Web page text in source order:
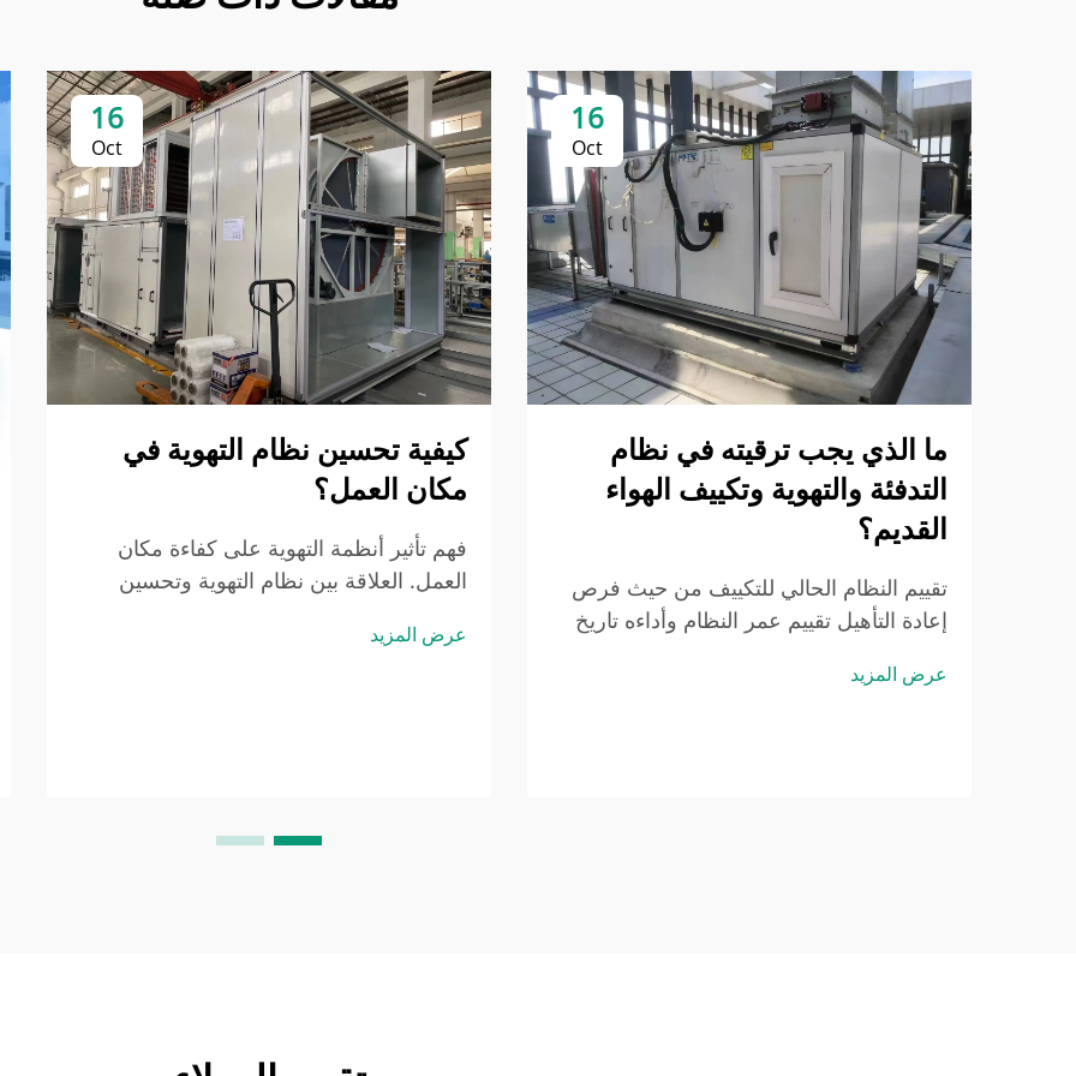
16
Oct
ما الذي يجب ترقيته في نظام
التدفئة والتهوية وتكييف الهواء
القديم؟
تقييم النظام الحالي للتكييف من حيث فرص
إعادة التأهيل تقييم عمر النظام وأداءه تاريخ
مكونات نظام التكييف، مثل الأفران والقنوات
عرض المزيد
16
Oct
كيفية تحسين نظام التهوية في
مكان العمل؟
فهم تأثير أنظمة التهوية على كفاءة مكان
العمل. العلاقة بين نظام التهوية وتحسين
التهوية بشكل صحيح، فإنها في الواقع توفر
عرض المزيد